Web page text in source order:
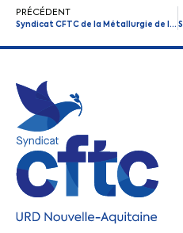
PRÉCÉDENT
Syndicat CFTC de la Métallurgie de la Vienne (86)